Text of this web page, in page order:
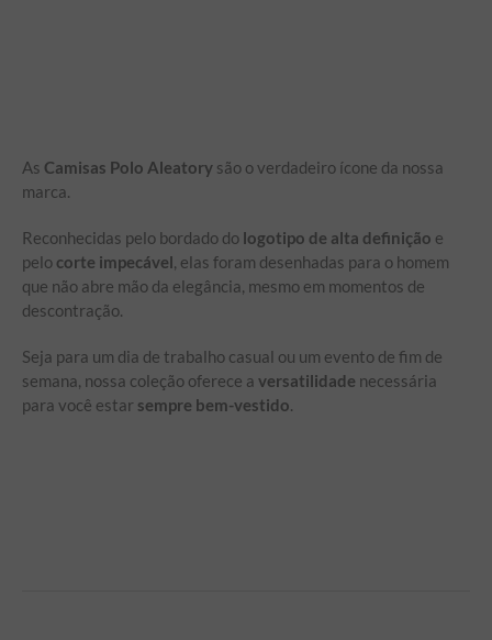
As Camisas Polo Aleatory são o verdadeiro ícone da nossa
marca.
Reconhecidas pelo bordado do logotipo de alta definição e
pelo corte impecável, elas foram desenhadas para o homem
que não abre mão da elegância, mesmo em momentos de
descontração.
Seja para um dia de trabalho casual ou um evento de fim de
semana, nossa coleção oferece a versatilidade necessária
para você estar sempre bem-vestido.